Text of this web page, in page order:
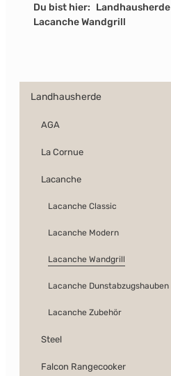
Du bist hier: Landhausherde
Lacanche Wandgrill
Landhausherde
AGA
La Cornue
Lacanche
Lacanche Classic
Lacanche Modern
Lacanche Wandgrill
Lacanche Dunstabzugshauben
Lacanche Zubehör
Steel
Falcon Rangecooker